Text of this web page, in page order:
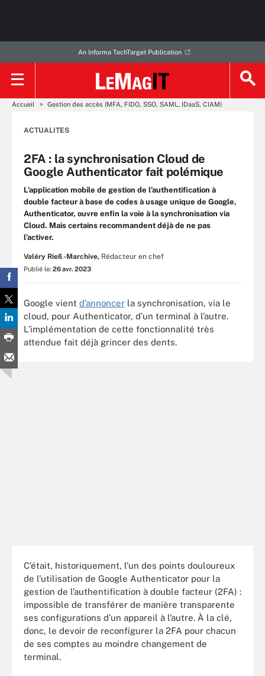
An Informa TechTarget Publication
Accueil Gestion des accès (MFA, FIDO, SSO, SAML, IDaaS, CIAM)
ACTUALITES
2FA : la synchronisation Cloud de
Google Authenticator fait polémique
L’application mobile de gestion de l’authentification à
double facteur à base de codes à usage unique de Google,
Authenticator, ouvre enfin la voie à la synchronisation via
Cloud. Mais certains recommandent déjà de ne pas
l’activer.
Valéry Rieß-Marchive, Rédacteur en chef
Publié le: 26 avr. 2023
Google vient d’annoncer la synchronisation, via le
cloud, pour Authenticator, d’un terminal à l’autre.
L’implémentation de cette fonctionnalité très
attendue fait déjà grincer des dents.
C’était, historiquement, l’un des points douloureux
de l’utilisation de Google Authenticator pour la
gestion de l’authentification à double facteur (2FA) :
impossible de transférer de manière transparente
ses configurations d’un appareil à l’autre. À la clé,
donc, le devoir de reconfigurer la 2FA pour chacun
de ses comptes au moindre changement de
terminal.